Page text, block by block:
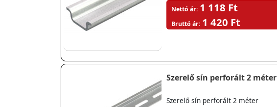
Nettó ár: 1 118 Ft
Bruttó ár: 1 420 Ft
Szerelő sín perforált 2 méter
Szerelő sín perforált 2 méter